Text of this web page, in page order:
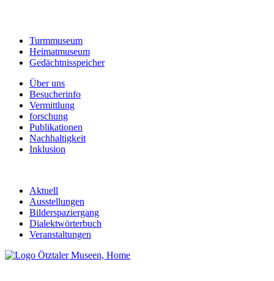
Turmmuseum
Heimatmuseum
Gedächtnisspeicher
Über uns
Besucherinfo
Vermittlung
forschung
Publikationen
Nachhaltigkeit
Inklusion
Aktuell
Ausstellungen
Bilderspaziergang
Dialektwörterbuch
Veranstaltungen